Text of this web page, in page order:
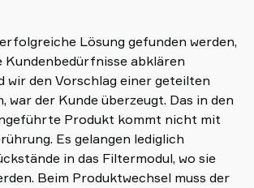
Lösung gefunden werden,
Kundenbedürfnisse abklären
wir den Vorschlag einer geteilten
war der Kunde überzeugt. Das in den
Produkt kommt nicht mit
Es gelangen lediglich
in das Filtermodul, wo sie
Beim Produktwechsel muss der